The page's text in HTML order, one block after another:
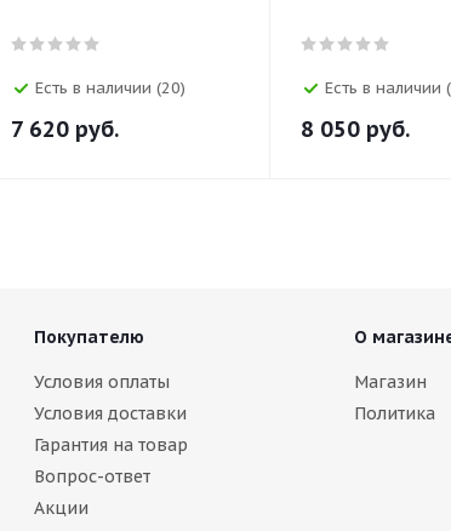
Есть в наличии (20)
7 620 руб.
Есть в наличии
8 050 руб.
Покупателю
Условия оплаты
Условия доставки
Гарантия на товар
Вопрос-ответ
Акции
О
Магазин
Политика